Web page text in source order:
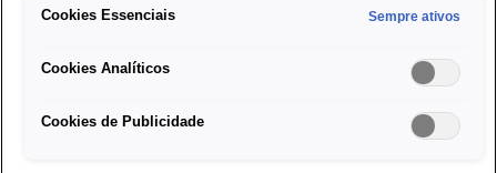
Desde o momento em que o condutor começa a travar até ao
momento em que o veículo fica imóvel, existe alguma distância,
quer em termos de tempo quer em termos de espaço - trata-se
Cookies Essenciais Sempre ativos
Cookies Analíticos
Cookies de Publicidade